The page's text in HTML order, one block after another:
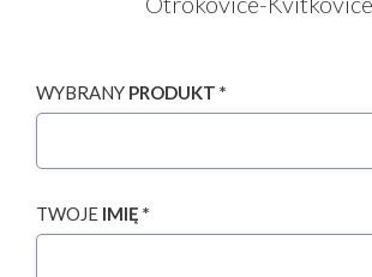
WYBRANY PRODUKT *
TWOJE IMIĘ *